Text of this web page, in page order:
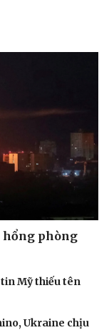
hổng phòng
Mỹ thiếu tên
Ukraine chịu